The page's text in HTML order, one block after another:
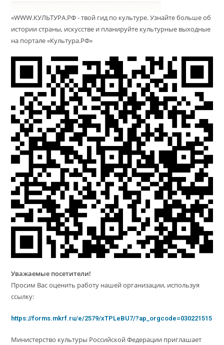
«WWW.КУЛЬТУРА.РФ - твой гид по культуре. Узнайте больше об
истории страны, искусстве и планируйте культурные выходные
на портале «Культура.РФ»
Уважаемые посетители!
Просим Вас оценить работу нашей организации, используя
ссылку:
https://forms.mkrf.ru/e/2579/xTPLeBU7/?ap_orgcode=030221515
Министерство культуры Российской Федерации приглашает